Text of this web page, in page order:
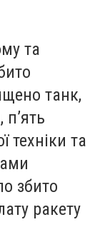
та
танк,
п’ять
техніки та
збито
ракету